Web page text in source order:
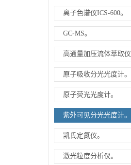
离子色谱仪ICS-600。
GC-MS。
高通量加压流体萃取仪
原子吸收分光光度计。
原子荧光光度计。
紫外可见分光光度计。
凯氏定氮仪。
激光粒度分析仪。